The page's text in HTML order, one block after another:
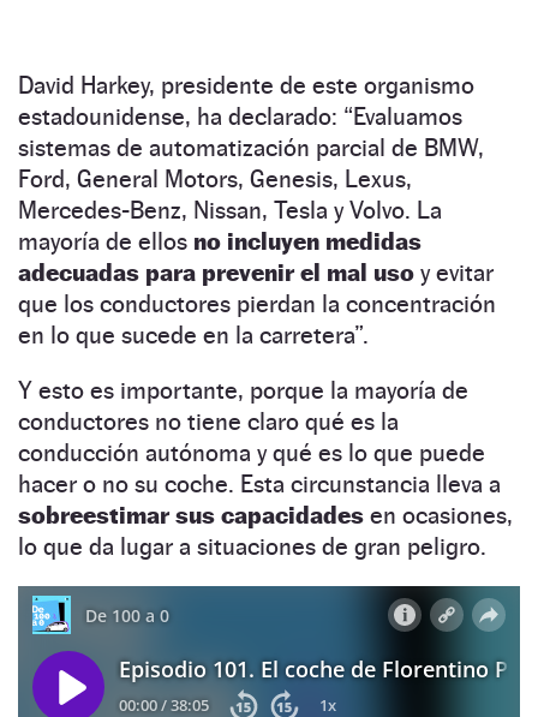
David Harkey, presidente de este organismo
estadounidense, ha declarado: “Evaluamos
sistemas de automatización parcial de BMW,
Ford, General Motors, Genesis, Lexus,
Mercedes-Benz, Nissan, Tesla y Volvo. La
mayoría de ellos no incluyen medidas
adecuadas para prevenir el mal uso y evitar
que los conductores pierdan la concentración
en lo que sucede en la carretera”.
Y esto es importante, porque la mayoría de
conductores no tiene claro qué es la
conducción autónoma y qué es lo que puede
hacer o no su coche. Esta circunstancia lleva a
sobreestimar sus capacidades en ocasiones,
lo que da lugar a situaciones de gran peligro.